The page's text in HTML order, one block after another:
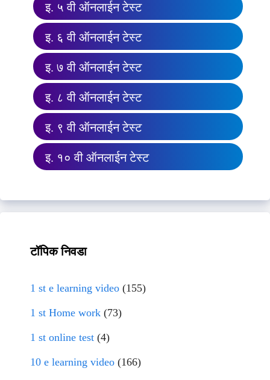
इ. ५ वी ऑनलाईन टेस्ट
इ. ६ वी ऑनलाईन टेस्ट
इ. ७ वी ऑनलाईन टेस्ट
इ. ८ वी ऑनलाईन टेस्ट
इ. ९ वी ऑनलाईन टेस्ट
इ. १० वी ऑनलाईन टेस्ट
टॉपिक निवडा
1 st e learning video (155)
1 st Home work (73)
1 st online test (4)
10 e learning video (166)